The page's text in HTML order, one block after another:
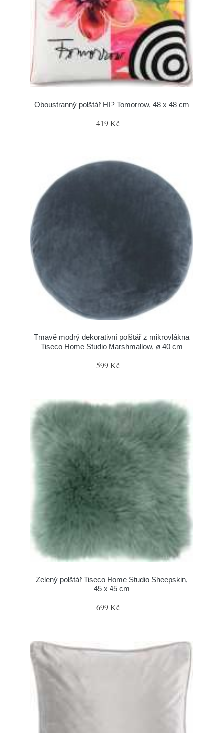
Oboustranný polštář HIP Tomorrow, 48 x 48 cm
419 Kč
Tmavě modrý dekorativní polštář z mikrovlákna
Tiseco Home Studio Marshmallow, ø 40 cm
599 Kč
Zelený polštář Tiseco Home Studio Sheepskin,
45 x 45 cm
699 Kč